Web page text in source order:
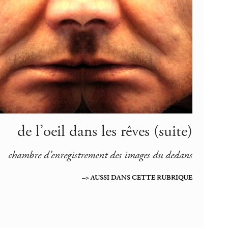
de l’oeil dans les rêves (suite)
chambre d’enregistrement des images du dedans
–> AUSSI DANS CETTE RUBRIQUE